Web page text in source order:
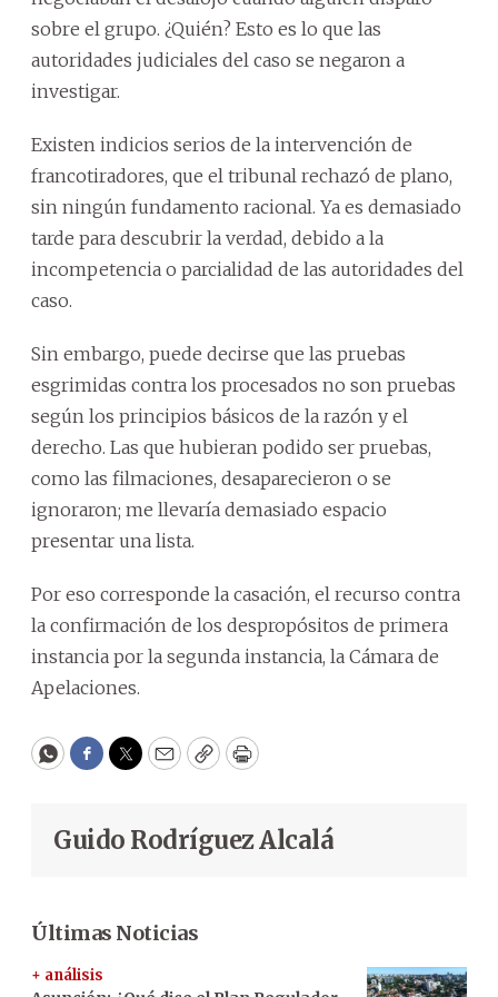
sobre el grupo. ¿Quién? Esto es lo que las
autoridades judiciales del caso se negaron a
investigar.
Existen indicios serios de la intervención de
francotiradores, que el tribunal rechazó de plano,
sin ningún fundamento racional. Ya es demasiado
tarde para descubrir la verdad, debido a la
incompetencia o parcialidad de las autoridades del
caso.
Sin embargo, puede decirse que las pruebas
esgrimidas contra los procesados no son pruebas
según los principios básicos de la razón y el
derecho. Las que hubieran podido ser pruebas,
como las filmaciones, desaparecieron o se
ignoraron; me llevaría demasiado espacio
presentar una lista.
Por eso corresponde la casación, el recurso contra
la confirmación de los despropósitos de primera
instancia por la segunda instancia, la Cámara de
Apelaciones.
WhatsApp
Facebook
Twitter
EmailCopyPrint
Guido Rodríguez Alcalá
Últimas Noticias
+ análisis